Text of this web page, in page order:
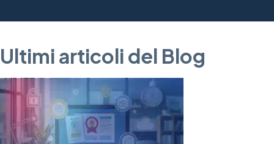
Ultimi articoli del Blog